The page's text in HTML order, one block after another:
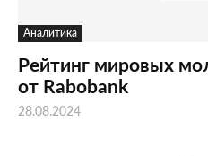
Аналитика
Рейтинг мировых
от Rabobank
28.08.2024